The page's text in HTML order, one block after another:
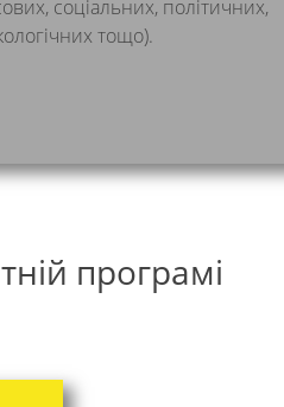
соціальних, політичних,
тощо).
програмі